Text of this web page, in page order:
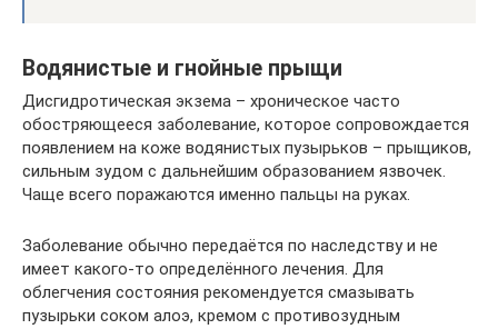
Водянистые и гнойные прыщи
Дисгидротическая экзема – хроническое часто
обостряющееся заболевание, которое сопровождается
появлением на коже водянистых пузырьков – прыщиков,
сильным зудом с дальнейшим образованием язвочек.
Чаще всего поражаются именно пальцы на руках.
Заболевание обычно передаётся по наследству и не
имеет какого-то определённого лечения. Для
облегчения состояния рекомендуется смазывать
пузырьки соком алоэ, кремом с противозудным